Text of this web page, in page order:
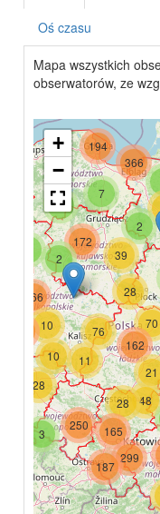
Oś czasu
Mapa wszystkich
obserwatorów, ze
28
194
2
2
7
6
39
172
366
11
76
162
70
299
28
21
48
3
28
10
10
166
165
187
250
+
−